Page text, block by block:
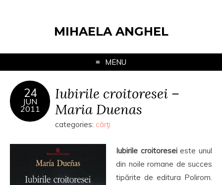
MIHAELA ANGHEL
MENU
24
JUN
2011
Iubirile croitoresei –
Maria Duenas
categories: cărţi
Iubirile croitoreseieste unul
din noile romane de succes
tipărite de editura Polirom.